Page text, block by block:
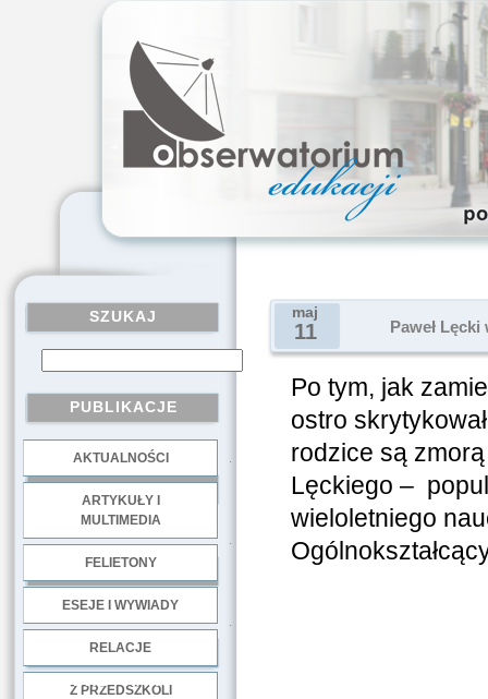
SZUKAJ
PUBLIKACJE
AKTUALNOŚCI
ARTYKUŁY I
MULTIMEDIA
FELIETONY
ESEJE I WYWIADY
RELACJE
Z PRZEDSZKOLI
maj
11 Paweł
Po tym, jak
ostro
rodzice ​​są zmorą
Lęckiego –
wieloletniego